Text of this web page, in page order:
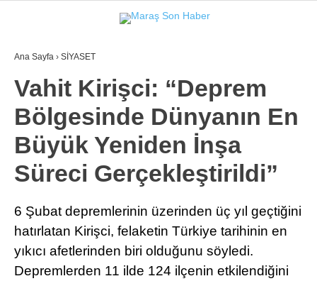
GALERİ VİDEO
GÜNDEM
3. SAYFA
SPOR
EĞİTİM
KÜLTÜR SANAT
Ana Sayfa › SİYASET
Vahit Kirişci: “Deprem
Bölgesinde Dünyanın En
Büyük Yeniden İnşa
Süreci Gerçekleştirildi”
6 Şubat depremlerinin üzerinden üç yıl geçtiğini
hatırlatan Kirişci, felaketin Türkiye tarihinin en
yıkıcı afetlerinden biri olduğunu söyledi.
Depremlerden 11 ilde 124 ilçenin etkilendiğini